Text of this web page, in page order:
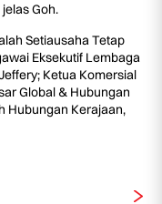
Goh.
Setiausaha Tetap
Eksekutif Lembaga
Ketua Komersial
Global & Hubungan
Hubungan Kerajaan,